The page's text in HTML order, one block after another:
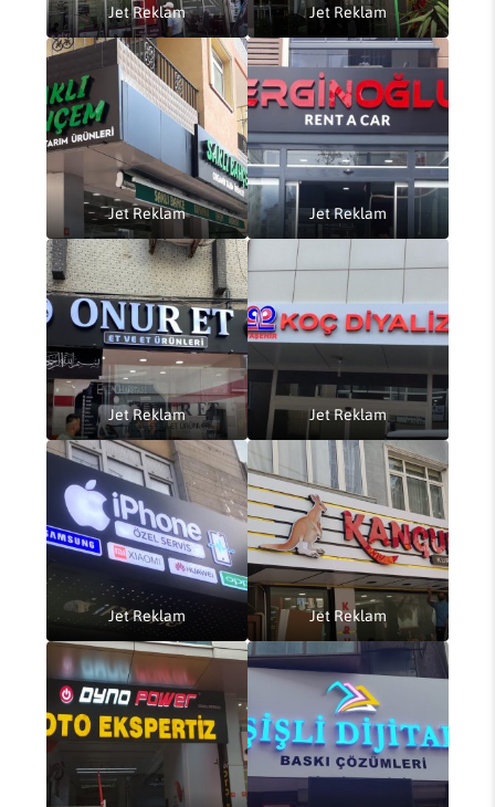
Jet Reklam Jet Reklam
Jet Reklam Jet Reklam
Jet Reklam Jet Reklam
Jet Reklam Jet Reklam